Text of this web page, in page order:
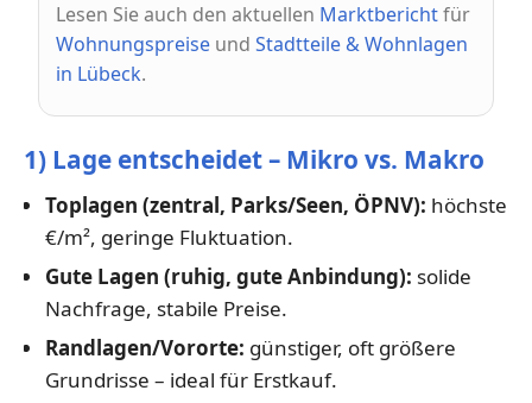
Lesen Sie auch den aktuellen Marktberichtfür
Wohnungspreise und Stadtteile & Wohnlagen
in Lübeck.
1) Lage entscheidet – Mikro vs. Makro
Toplagen (zentral, Parks/Seen, ÖPNV): höchste
€/m², geringe Fluktuation.
Gute Lagen (ruhig, gute Anbindung): solide
Nachfrage, stabile Preise.
Randlagen/Vororte: günstiger, oft größere
Grundrisse – ideal für Erstkauf.